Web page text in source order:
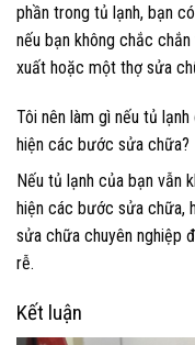
phần trong tủ lạnh, bạn
nếu bạn không chắc
xuất hoặc một thợ sửa
Tôi nên làm gì nếu tủ
hiện các bước sửa chữa?
Nếu tủ lạnh của bạn vẫn
hiện các bước sửa chữa,
sửa chữa chuyên nghiệp
rễ.
Kết luận